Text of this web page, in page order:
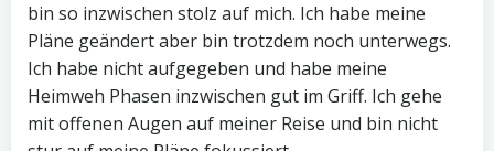
bin so inzwischen stolz auf mich. Ich habe meine
Pläne geändert aber bin trotzdem noch unterwegs.
Ich habe nicht aufgegeben und habe meine
Heimweh Phasen inzwischen gut im Griff. Ich gehe
mit offenen Augen auf meiner Reise und bin nicht